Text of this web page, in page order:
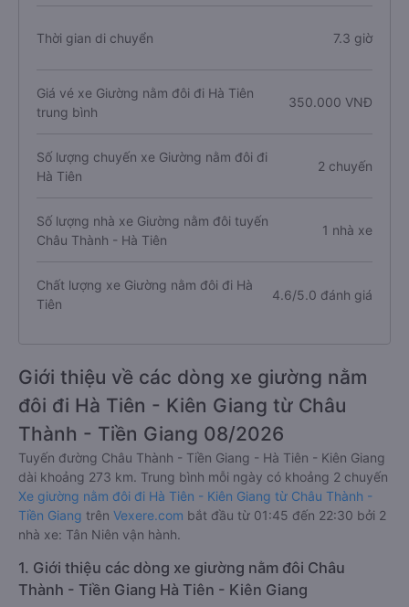
Thời gian di chuyển 7.3 giờ
Giá vé xe Giường nằm đôi đi Hà Tiên
trung bình
350.000 VNĐ
Số lượng chuyến xe Giường nằm đôi đi
Hà Tiên
2 chuyến
Số lượng nhà xe Giường nằm đôi tuyến
Châu Thành - Hà Tiên
1 nhà xe
Chất lượng xe Giường nằm đôi đi Hà
Tiên
4.6/5.0 đánh giá
Giới thiệu về các dòng xe giường nằm
đôi đi Hà Tiên - Kiên Giang từ Châu
Thành - Tiền Giang 08/2026
Tuyến đường Châu Thành - Tiền Giang - Hà Tiên - Kiên Giang
dài khoảng 273 km. Trung bình mỗi ngày có khoảng 2 chuyến
Xe giường nằm đôi đi Hà Tiên - Kiên Giang từ Châu Thành -
Tiền Giang trên Vexere.com bắt đầu từ 01:45 đến 22:30 bởi 2
nhà xe: Tân Niên vận hành.
1. Giới thiệu các dòng xe giường nằm đôi Châu
Thành - Tiền Giang Hà Tiên - Kiên Giang